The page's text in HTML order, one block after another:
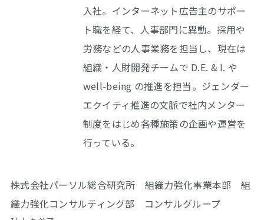
入社。インターネット広告主のサポー
ト職を経て、人事部門に異動。採用や
労務などの人事業務を担当し、現在は
組織・人財開発チームで D.E. & I. や
well-being の推進を担当。ジェンダー
エクイティ推進の文脈で社内メンター
制度をはじめ各種施策の企画や運営を
行っている。
株式会社パーソル総合研究所 組織力強化事業本部 組
織力強化コンサルティング部 コンサルグループ